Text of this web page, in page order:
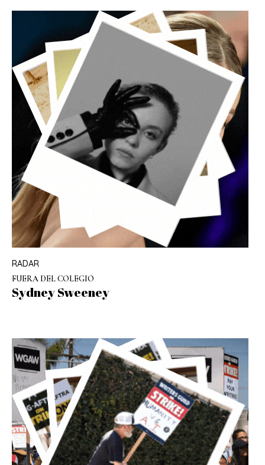
RADAR
FUERA DEL COLEGIO
Sydney Sweeney